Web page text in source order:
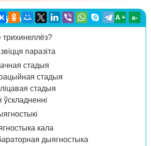
трихинеллёз?
паразіта
стадыя
стадыя
стадыя
кала
дыягностыка
A + а-